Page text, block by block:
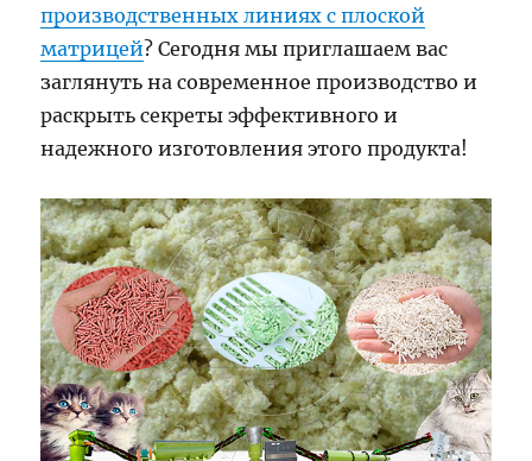
производственных линиях с плоской
матрицей? Сегодня мы приглашаем вас
заглянуть на современное производство и
раскрыть секреты эффективного и
надежного изготовления этого продукта!